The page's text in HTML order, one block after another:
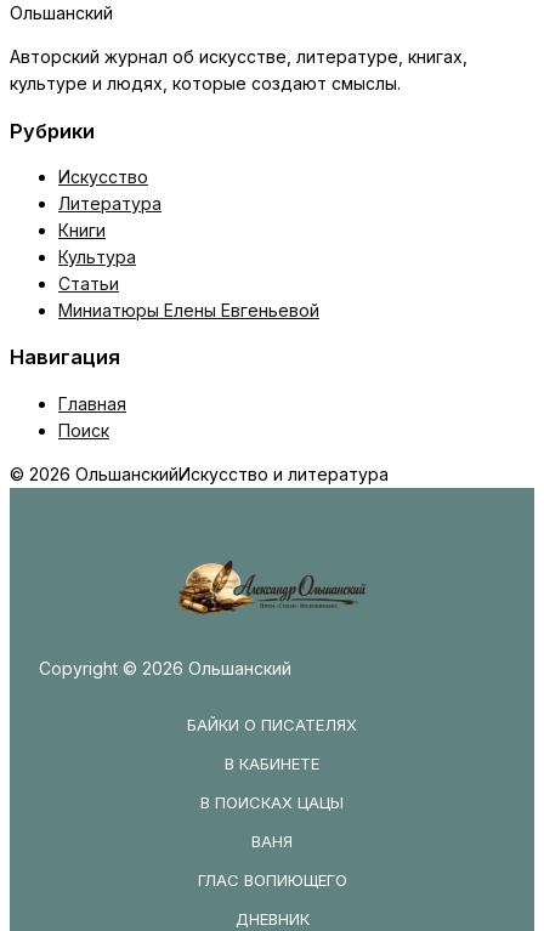
Ольшанский
Авторский журнал об искусстве, литературе, книгах,
культуре и людях, которые создают смыслы.
Рубрики
Искусство
Литература
Книги
Культура
Статьи
Миниатюры Елены Евгеньевой
Навигация
Главная
Поиск
© 2026 ОльшанскийИскусство и литература
Copyright © 2026 Ольшанский
БАЙКИ О ПИСАТЕЛЯХ
В КАБИНЕТЕ
В ПОИСКАХ ЦАЦЫ
ВАНЯ
ГЛАС ВОПИЮЩЕГО
ДНЕВНИК